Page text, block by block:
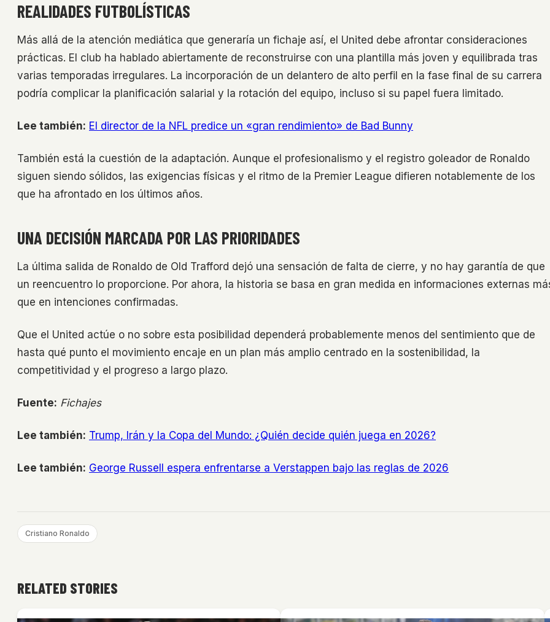
REALIDADES FUTBOLÍSTICAS
Más allá de la atención mediática que generaría un fichaje así, el United debe afrontar consideraciones
prácticas. El club ha hablado abiertamente de reconstruirse con una plantilla más joven y equilibrada tras
varias temporadas irregulares. La incorporación de un delantero de alto perfil en la fase final de su carrera
podría complicar la planificación salarial y la rotación del equipo, incluso si su papel fuera limitado.
Lee también: El director de la NFL predice un «gran rendimiento» de Bad Bunny
También está la cuestión de la adaptación. Aunque el profesionalismo y el registro goleador de Ronaldo
siguen siendo sólidos, las exigencias físicas y el ritmo de la Premier League difieren notablemente de los
que ha afrontado en los últimos años.
UNA DECISIÓN MARCADA POR LAS PRIORIDADES
La última salida de Ronaldo de Old Trafford dejó una sensación de falta de cierre, y no hay garantía de que
un reencuentro lo proporcione. Por ahora, la historia se basa en gran medida en informaciones externas
que en intenciones confirmadas.
Que el United actúe o no sobre esta posibilidad dependerá probablemente menos del sentimiento que de
hasta qué punto el movimiento encaje en un plan más amplio centrado en la sostenibilidad, la
competitividad y el progreso a largo plazo.
Fuente: Fichajes
Lee también: Trump, Irán y la Copa del Mundo: ¿Quién decide quién juega en 2026?
Lee también: George Russell espera enfrentarse a Verstappen bajo las reglas de 2026
Cristiano Ronaldo
RELATED STORIES